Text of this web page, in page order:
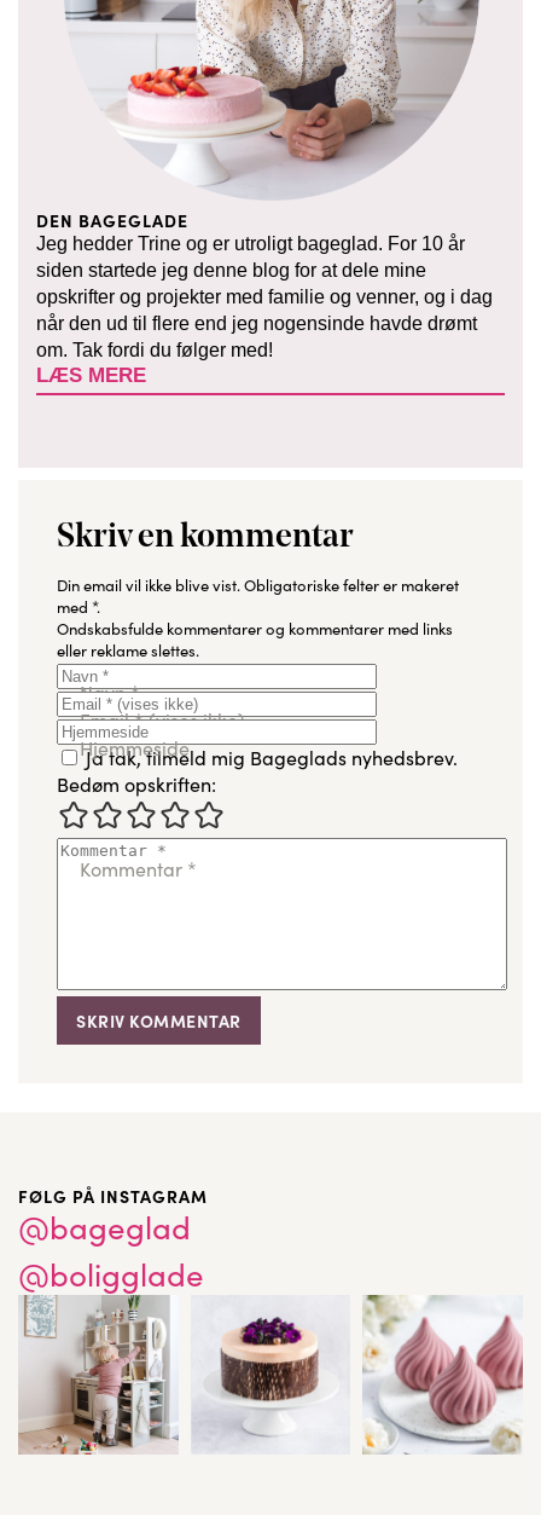
DEN BAGEGLADE
Jeg hedder Trine og er utroligt bageglad. For 10 år
siden startede jeg denne blog for at dele mine
opskrifter og projekter med familie og venner, og i dag
når den ud til flere end jeg nogensinde havde drømt
om. Tak fordi du følger med!
LÆS MERE
Skriv en kommentar
Din email vil ikke blive vist. Obligatoriske felter er makeret
med *.
Ondskabsfulde kommentarer og kommentarer med links
eller reklame slettes.
Navn*
Email*(vises ikke)
Hjemmeside
Ja tak, tilmeld mig Bageglads nyhedsbrev.
Bedøm opskriften:
Kommentar *
FØLG PÅ INSTAGRAM
@bageglad
@boligglade